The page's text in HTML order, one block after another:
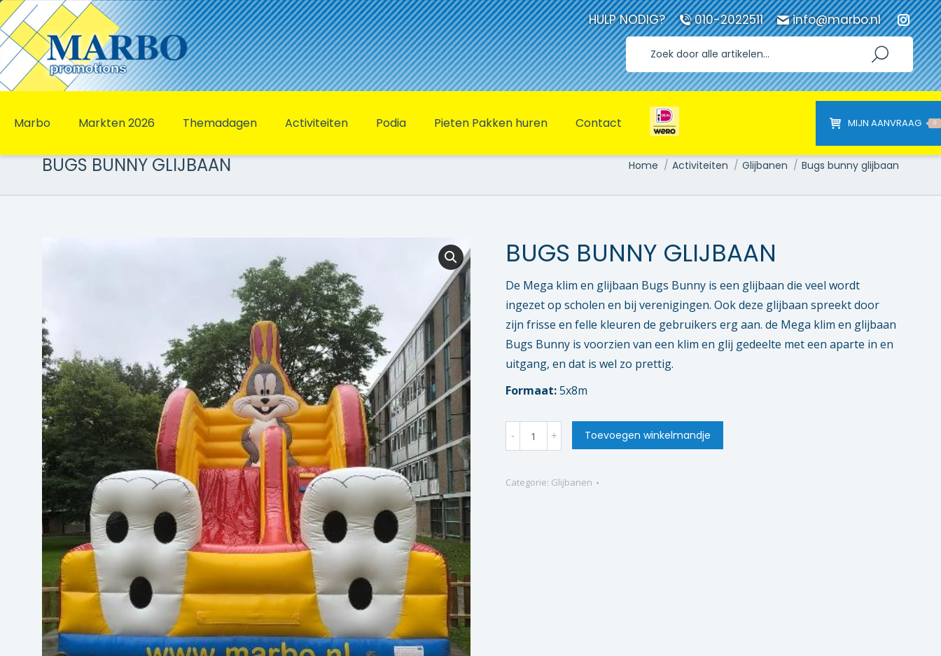
HULP NODIG? 010-2022511 info@marbo.nl
page
opens
in
new
Marbo Markten 2026 Themadagen Activiteiten Podia Pieten Pakken huren Contact MIJN AANVRAAG 0
BUGS BUNNY GLIJBAAN Je bent hier:
Home Activiteiten Glijbanen Bugs bunny glijbaan
BUGS BUNNY GLIJBAAN
De Mega klim en glijbaan Bugs Bunny is een glijbaan die veel wordt
ingezet op scholen en bij verenigingen. Ook deze glijbaan spreekt door
zijn frisse en felle kleuren de gebruikers erg aan. de Mega klim en glijbaan
Bugs Bunny is voorzien van een klim en glij gedeelte met een aparte in en
uitgang, en dat is wel zo prettig.
Formaat:5x8m
Bugs
bunny
quantity
Toevoegen winkelmandje
Categorie: Glijbanen